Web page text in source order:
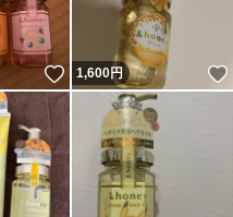
いいね！
1,600円